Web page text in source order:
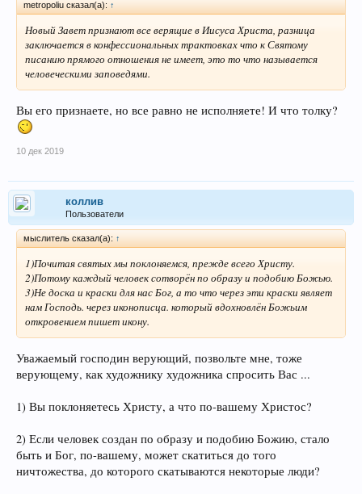
metropoliu сказал(а): ↑
Новый Завет признают все верящие в Иисуса Христа, разница
заключается в конфессиональных трактовках что к Святому
писанию прямого отношения не имеет, это то что называется
человеческими заповедями.
Вы его признаете, но все равно не исполняете! И что толку?
10 дек 2019
коллив
Пользователи
мыслитель сказал(а): ↑
1)Почитая святых мы поклоняемся, прежде всего Христу.
2)Потому каждый человек сотворён по образу и подобию Божью.
3)Не доска и краски для нас Бог, а то что через эти краски являет
нам Господь. через иконописца. который вдохновлён Божьим
откровением пишет икону.
Уважаемый господин верующий, позвольте мне, тоже
верующему, как художнику художника спросить Вас ...
1) Вы поклоняетесь Христу, а что по-вашему Христос?
2) Если человек создан по образу и подобию Божию, стало
быть и Бог, по-вашему, может скатиться до того
ничтожества, до которого скатываются некоторые люди?